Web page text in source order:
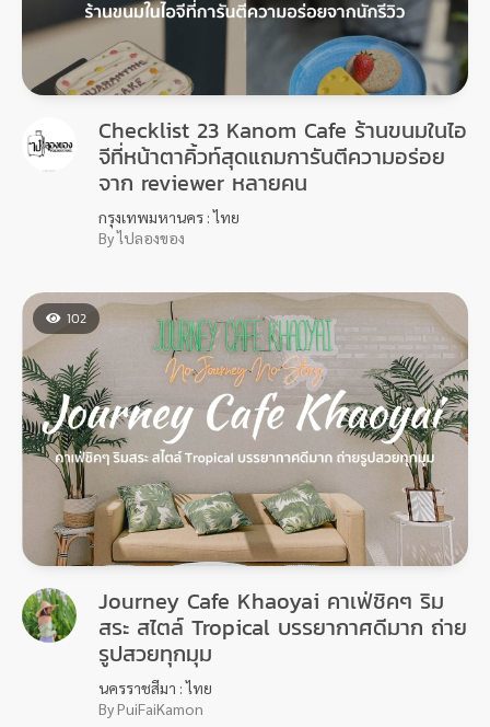
Checklist 23 Kanom Cafe ร้านขนมในไอ
จีที่หน้าตาคิ้วท์สุดแถมการันตีความอร่อย
จาก reviewer หลายคน
กรุงเทพมหานคร : ไทย
By ไปลองของ
102
Journey Cafe Khaoyai คาเฟ่ชิคๆ ริม
สระ สไตล์ Tropical บรรยากาศดีมาก ถ่าย
รูปสวยทุกมุม
นครราชสีมา : ไทย
By PuiFaiKamon